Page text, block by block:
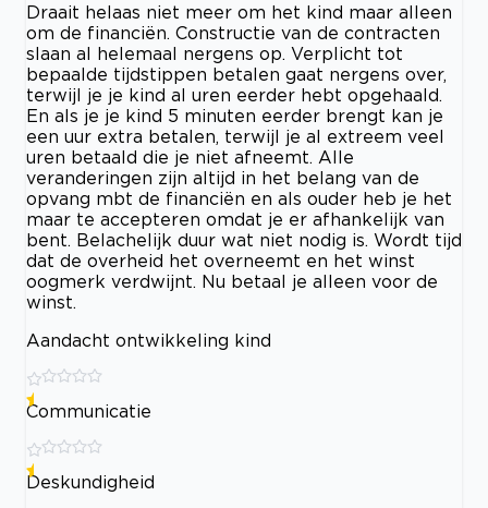
Draait helaas niet meer om het kind maar alleen
om de financiën. Constructie van de contracten
slaan al helemaal nergens op. Verplicht tot
bepaalde tijdstippen betalen gaat nergens over,
terwijl je je kind al uren eerder hebt opgehaald.
En als je je kind 5 minuten eerder brengt kan je
een uur extra betalen, terwijl je al extreem veel
uren betaald die je niet afneemt. Alle
veranderingen zijn altijd in het belang van de
opvang mbt de financiën en als ouder heb je het
maar te accepteren omdat je er afhankelijk van
bent. Belachelijk duur wat niet nodig is. Wordt tijd
dat de overheid het overneemt en het winst
oogmerk verdwijnt. Nu betaal je alleen voor de
winst.
Aandacht ontwikkeling kind
Communicatie
Deskundigheid